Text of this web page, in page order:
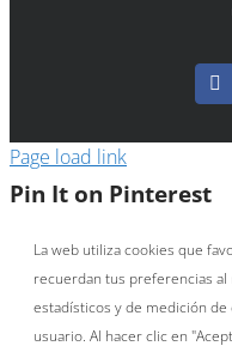
Page load link
Pin It on Pinterest
La web utiliza cookies que
recuerdan tus preferencias
estadísticos y de medición
usuario. Al hacer clic en